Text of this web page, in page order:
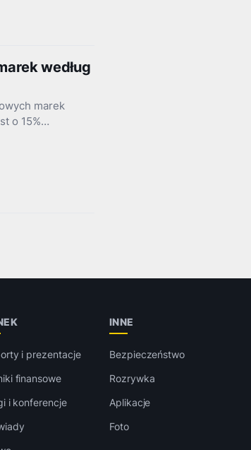
według
marek
o 15%…
i prezentacje
finansowe
i konferencje
INNE
Bezpieczeństwo
Rozrywka
Aplikacje
Foto